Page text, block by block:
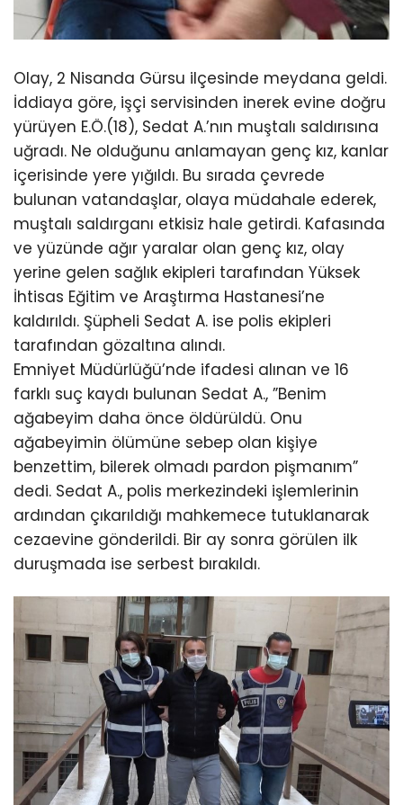
Olay, 2 Nisanda Gürsu ilçesinde meydana geldi.
İddiaya göre, işçi servisinden inerek evine doğru
yürüyen E.Ö.(18), Sedat A.’nın muştalı saldırısına
uğradı. Ne olduğunu anlamayan genç kız, kanlar
içerisinde yere yığıldı. Bu sırada çevrede
bulunan vatandaşlar, olaya müdahale ederek,
muştalı saldırganı etkisiz hale getirdi. Kafasında
ve yüzünde ağır yaralar olan genç kız, olay
yerine gelen sağlık ekipleri tarafından Yüksek
İhtisas Eğitim ve Araştırma Hastanesi’ne
kaldırıldı. Şüpheli Sedat A. ise polis ekipleri
tarafından gözaltına alındı.
Emniyet Müdürlüğü’nde ifadesi alınan ve 16
farklı suç kaydı bulunan Sedat A., ”Benim
ağabeyim daha önce öldürüldü. Onu
ağabeyimin ölümüne sebep olan kişiye
benzettim, bilerek olmadı pardon pişmanım”
dedi. Sedat A., polis merkezindeki işlemlerinin
ardından çıkarıldığı mahkemece tutuklanarak
cezaevine gönderildi. Bir ay sonra görülen ilk
duruşmada ise serbest bırakıldı.